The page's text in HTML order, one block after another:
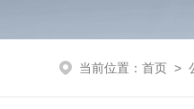
当前位置： 首页 >